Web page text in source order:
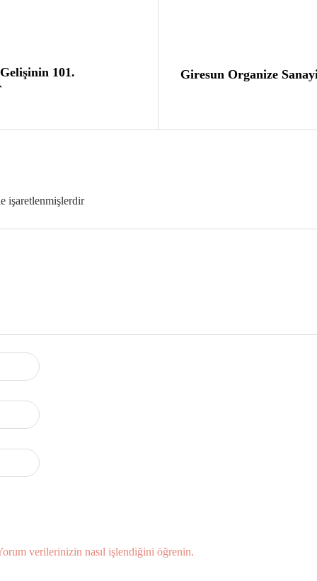
101.
Giresun Organize
işaretlenmişlerdir
verilerinizin nasıl işlendiğini öğrenin.